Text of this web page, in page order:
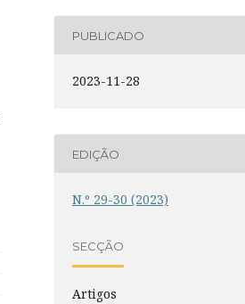
PUBLICADO
2023-11-28
EDIÇÃO
N.º 29-30 (2023)
SECÇÃO
Artigos